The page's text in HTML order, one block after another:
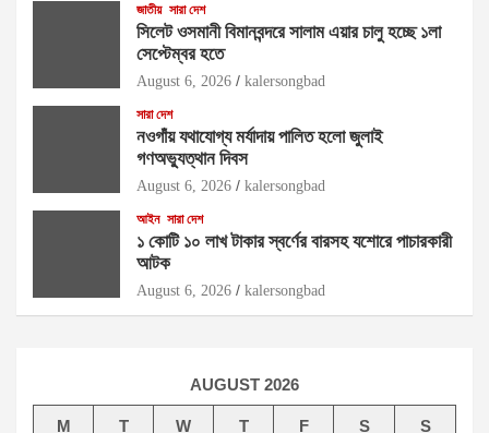
জাতীয় সারা দেশ
সিলেট ওসমানী বিমানবন্দরে সালাম এয়ার চালু হচ্ছে ১লা
সেপ্টেম্বর হতে
August 6, 2026 kalersongbad
সারা দেশ
নওগাঁয় যথাযোগ্য মর্যাদায় পালিত হলো জুলাই
গণঅভ্যুত্থান দিবস
August 6, 2026 kalersongbad
আইন সারা দেশ
১ কোটি ১০ লাখ টাকার স্বর্ণের বারসহ যশোরে পাচারকারী
আটক​
August 6, 2026 kalersongbad
AUGUST 2026
M T W T F S S